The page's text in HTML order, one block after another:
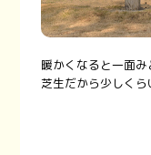
暖かくなると一面み
芝生だから少しくら